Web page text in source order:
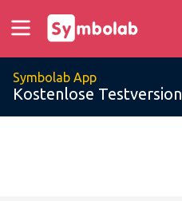
Symbolab App
Kostenlose